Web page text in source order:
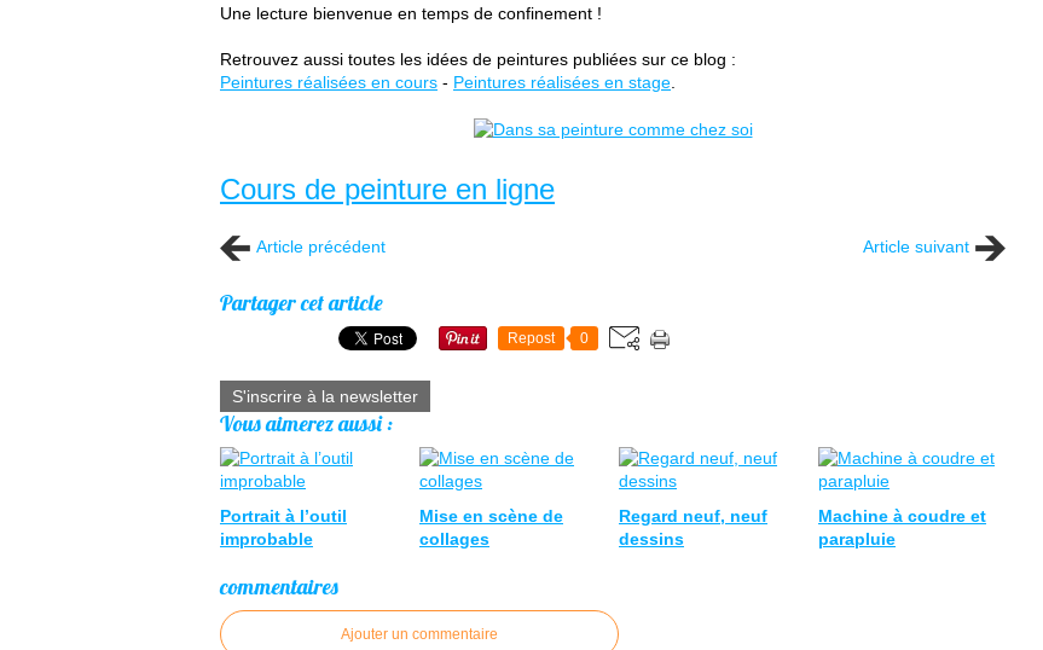
Une lecture bienvenue en temps de confinement !
Retrouvez aussi toutes les idées de peintures publiées sur ce blog :
Peintures réalisées en cours - Peintures réalisées en stage
Cours de peinture en ligne
Article précédent Article suivant
Partager cet article
Repost 0
S'inscrire à la newsletter
Vous aimerez aussi :
Portrait à l’outil
improbable
Mise en scène de
collages
Regard neuf, neuf
dessins
Machine à coudre et
parapluie
commentaires
Ajouter un commentaire